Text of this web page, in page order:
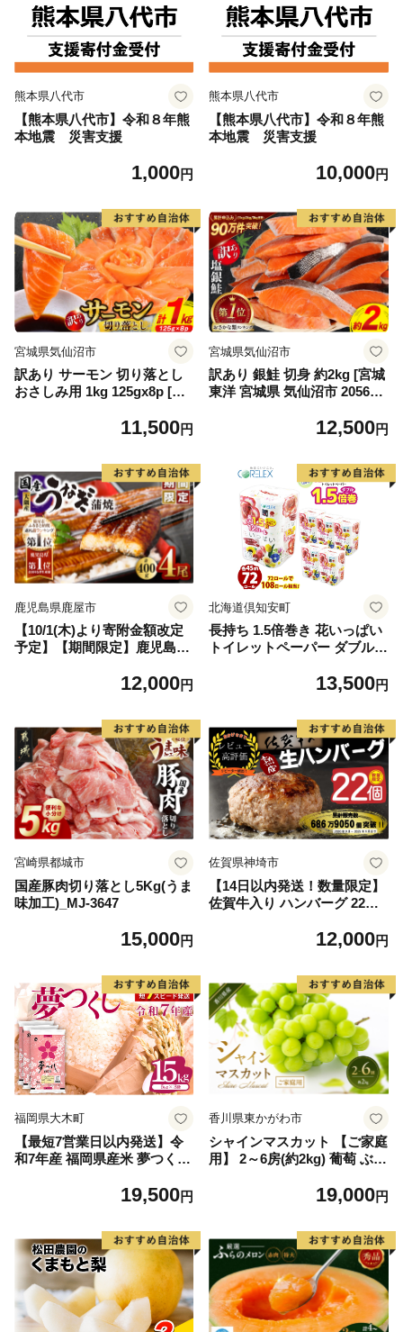
熊本県八代市
【熊本県八代市】令和８年熊
本地震 災害支援
1,000円
熊本県八代市
【熊本県八代市】令和８年熊
本地震 災害支援
10,000円
宮城県気仙沼市
訳あり サーモン 切り落とし
おさしみ用 1kg 125gx8p [足
4313] 魚 魚介類 鮭 お刺し身
介
11,500円
宮城県気仙沼市
訳あり 銀鮭 切身 約2kg [宮城
東洋 宮城県 気仙沼市 205649
格外 不揃い さけ サケ 鮭切身
切り身 魚 わけあり
12,500円
鹿児島県鹿屋市
【10/1(木)より寄附金額改定
予定】【期間限定】鹿児島県
12,000円
北海道倶知安町
長持ち 1.5倍巻き 花いっぱい
トイレットペーパー ダブル 4
プリント ハーブ 香り付き 日
品 備蓄 送料無料 北海道 倶知
安町 日用品
13,500円
宮崎県都城市
国産豚肉切り落とし5Kg(うま
味加工)_MJ-3647
15,000円
佐賀県神埼市
【14日以内発送！数量限定】
佐賀牛入り ハンバーグ 22個
毛和牛 ブランド牛 九州 ハン
(H083106)
12,000円
福岡県大木町
【最短7営業日以内発送】令
和7年産 福岡県産米 夢つくし
19,500円
香川県東かがわ市
シャインマスカット 【ご家庭
用】 2～6房(約2kg) 葡萄 ぶど
もの 果実 旬の果物 旬のフル
19,000円